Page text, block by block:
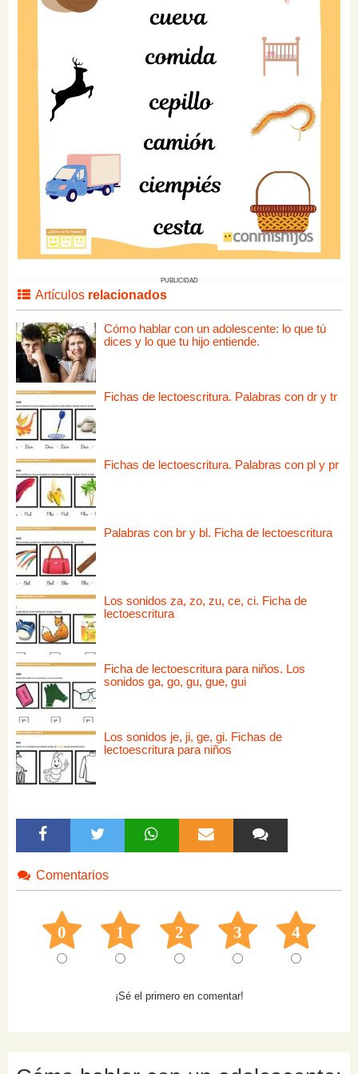
PUBLICIDAD
Artículos relacionados
Cómo hablar con un adolescente: lo que tú
dices y lo que tu hijo entiende.
Fichas de lectoescritura. Palabras con dr y tr
Fichas de lectoescritura. Palabras con pl y pr
Palabras con br y bl. Ficha de lectoescritura
Los sonidos za, zo, zu, ce, ci. Ficha de
lectoescritura
Ficha de lectoescritura para niños. Los
sonidos ga, go, gu, gue, gui
Los sonidos je, ji, ge, gi. Fichas de
lectoescritura para niños
Comentarios
0 1 2 3 4
¡Sé el primero en comentar!